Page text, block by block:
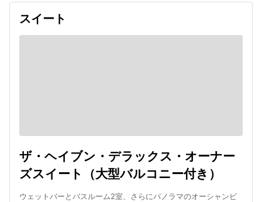
スイート
ザ・ヘイブン・デラックス・オーナー
ズスイート（大型バルコニー付き）
ウェットバーとバスルーム2室、さらにパノラマのオーシャンビ